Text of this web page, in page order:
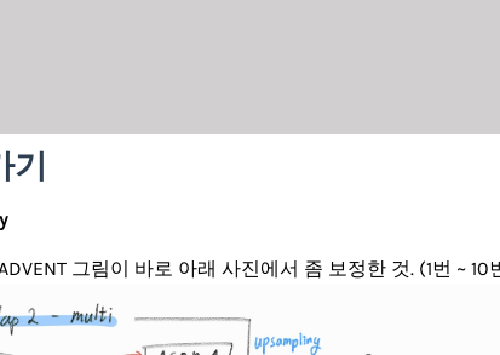
기
그림이 바로 아래 사진에서 좀 보정한 것. (1번 ~